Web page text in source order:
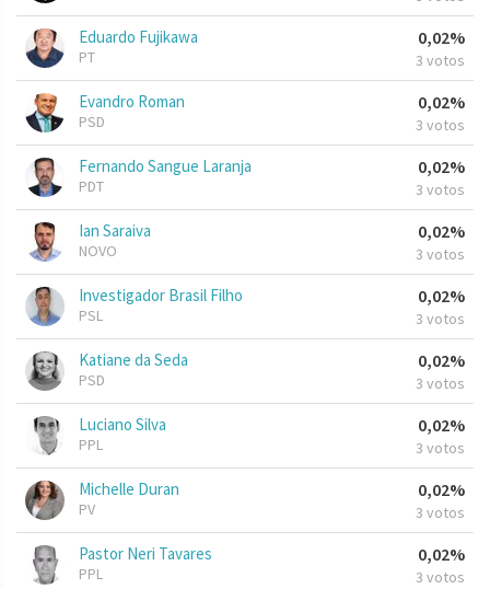
Eduardo Fujikawa
PT
0,02%
3 votos
Evandro Roman
PSD
0,02%
3 votos
Fernando Sangue Laranja
PDT
0,02%
3 votos
Ian Saraiva
NOVO
0,02%
3 votos
Investigador Brasil Filho
PSL
0,02%
3 votos
Katiane da Seda
PSD
0,02%
3 votos
Luciano Silva
PPL
0,02%
3 votos
Michelle Duran
PV
0,02%
3 votos
Pastor Neri Tavares
PPL
0,02%
3 votos